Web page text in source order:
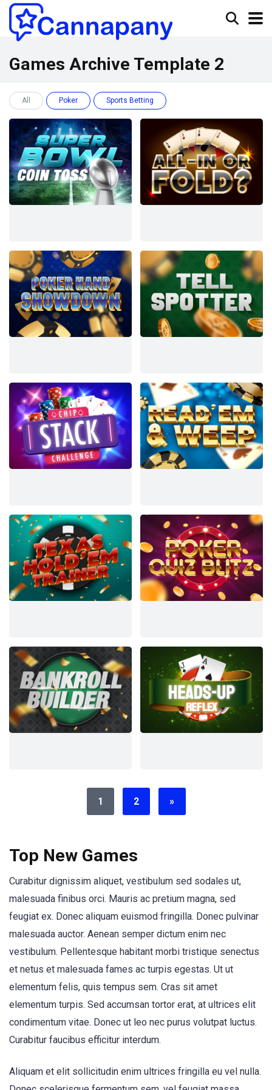
Games Archive Template 2
All Poker Sports Betting
1 2 »
Top New Games
Curabitur dignissim aliquet, vestibulum sed sodales ut,
malesuada finibus orci. Mauris ac pretium magna, sed
feugiat ex. Donec aliquam euismod fringilla. Donec pulvinar
malesuada auctor. Aenean semper dictum enim nec
vestibulum. Pellentesque habitant morbi tristique senectus
et netus et malesuada fames ac turpis egestas. Ut ut
elementum felis, quis tempus sem. Cras sit amet
elementum turpis. Sed accumsan tortor erat, at ultrices elit
condimentum vitae. Donec ut leo nec purus volutpat luctus.
Curabitur faucibus efficitur interdum.
Aliquam et elit sollicitudin enim ultrices fringilla eu vel nulla.